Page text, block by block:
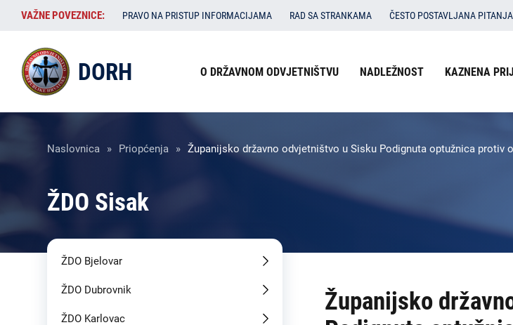
Skoči
sadržaj
VAŽNE
POVEZNICE:
VAŽNE POVEZNICE: PRAVO NA PRISTUP INFORMACIJAMA RAD SA STRANKAMA ČESTO POSTAVLJANA PITANJA
Izbornik
zaglavlju
-
O državnom
Nadležnost
Kaznena prijava
Kontakti
Izbornik
naDORH
DORH
Izbornik
zaglavlju
O DRŽAVNOM ODVJETNIŠTVU NADLEŽNOST KAZNENA
Breadcrumb
Naslovnica Priopćenja Županijsko državno odvjetništvo u Sisku Podignuta optužnica
ŽDO Sisak
Županijsko
ŽDO Bjelovar
ŽDO Dubrovnik
ŽDO Karlovac